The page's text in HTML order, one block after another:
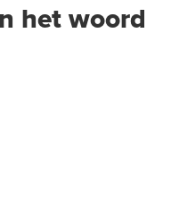
het woord